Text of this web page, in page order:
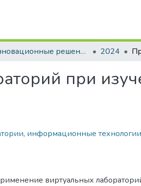
Инновационные решения в технологиях и механизации сельскохозяйственного производства 2024
при
, информационные технологии
виртуальных